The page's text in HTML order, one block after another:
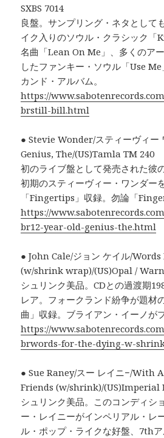
SXBS 7014
良盤。サンプリング・ネタとして
イク入りのソウル・クラシック
名曲「Lean On Me」、多くのア
したファンキー・ソウル「Use
カンド・アルバム。
https://
brstill-bill.html
● Stevie Wonder/スティーヴィー
Genius, The/(US)Tamla TM 240
初のライブ盤として発売された彼
初期のスティーヴィー・ワンダー
「Fingertips」収録。勿論「
https://
br12-year-old-genius-the.html
● John Cale/ジョン ケイル/
(w/shrink wrap)/(US)Opal /
シュリンク美品。CDとの過渡期
レア。フォークランド紛争が題材
曲」収録。ブライアン・イーノが
https://
brwords-for-the-dying-w-
● Sue Raney/スー レイニ−/With
Friends (w/shrink)/(US)Imperial
シュリンク美品。このコンディシ
ー・レイニーがインペリアル・レ
ル・ポップ・ライクな好盤、7thア